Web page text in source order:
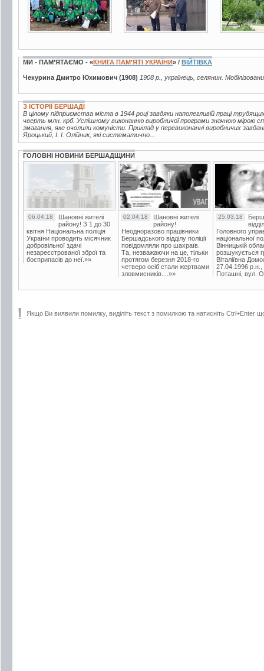
МИ - ПАМ’ЯТАЄМО - «КНИГА ПАМ’ЯТІ УКРАЇНИ» / ВІЙТІВКА
Чекурина Дмитро Юхимович (1908) 1908 р., українець, селянин.
З ІСТОРІЇ БЕРШАДІ
В цілому підприємства міста в 1944 році завдяки наполегливій праці
чверть млн. крб. Успішному виконанню виробничої програми значною мірою
змагання, яке очолили комуністи. Приклад у перевиконанні виробничих
Яроцький, І. І. Олійник, які систематично...
ГОЛОВНІ НОВИНИ БЕРШАДЩИНИ
06.04.18
Шановні жителі
району! З 1 до 30
квітня Національна поліція
України проводить місячник
добровільної здачі
незареєстрованої зброї та
боєприпасів до неї.»»
02.04.18
Шановні жителі
району!
Неодноразово працівники
Бершадського відділу поліції
повідомляли про шахраїв.
Та, незважаючи на це, тільки
протягом березня 2018-го
четверо осіб стали жертвами
зловмисників....»»
25.03.18
Головного
національної
Вінницькій
розшукується
Віталіївна
27.04.1996 р.н.,
Поташні, вул.
Якщо Ви виявили помилку, виділіть текст з помилкою та натисніть Ctrl+Enter